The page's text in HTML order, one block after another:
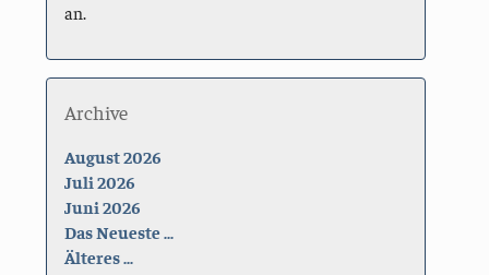
an.
Archive
August 2026
Juli 2026
Juni 2026
Das Neueste ...
Älteres ...